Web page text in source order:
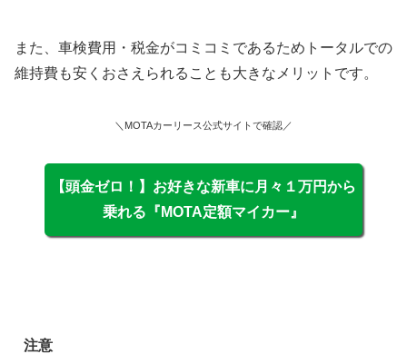
また、車検費用・税金がコミコミであるためトータルでの
維持費も安くおさえられることも大きなメリットです。
＼MOTAカーリース公式サイトで確認／
【頭金ゼロ！】お好きな新車に月々１万円から
乗れる『MOTA定額マイカー』
注意